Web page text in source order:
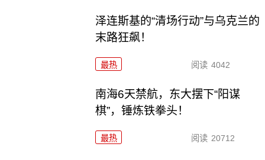
泽连斯基的“清场行动”与乌克兰的
末路狂飙！
最热 阅读 4042
南海6天禁航，东大摆下“阳谋
棋”，锤炼铁拳头！
最热 阅读 20712